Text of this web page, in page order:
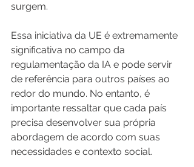
surgem.
Essa iniciativa da UE é extremamente
significativa no campo da
regulamentação da IA e pode servir
de referência para outros países ao
redor do mundo. No entanto, é
importante ressaltar que cada país
precisa desenvolver sua própria
abordagem de acordo com suas
necessidades e contexto social.